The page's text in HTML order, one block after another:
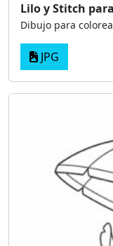
Lilo y Stitch
Dibujo para
JPG